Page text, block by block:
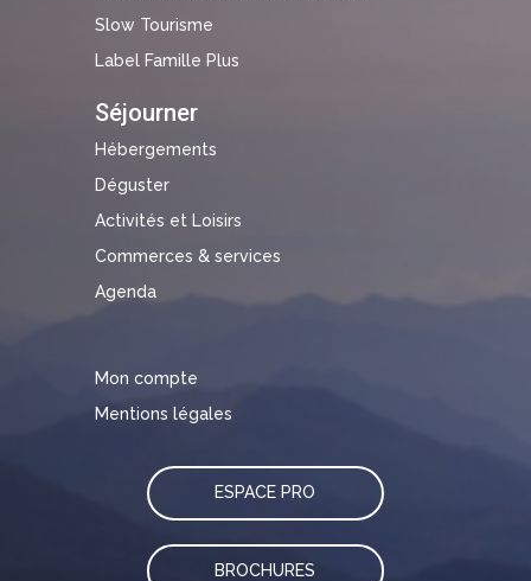
Slow Tourisme
Label Famille Plus
Séjourner
Hébergements
Déguster
Activités et Loisirs
Commerces & services
Agenda
Mon compte
Mentions légales
ESPACE PRO
BROCHURES